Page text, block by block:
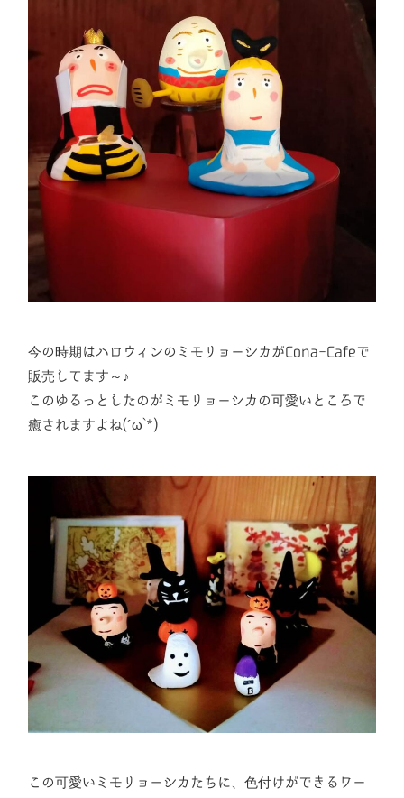
今の時期はハロウィンのミモリョーシカがCona-Cafeで
販売してます～♪
このゆるっとしたのがミモリョーシカの可愛いところで
癒されますよね(´ω`*)
この可愛いミモリョーシカたちに、色付けができるワー